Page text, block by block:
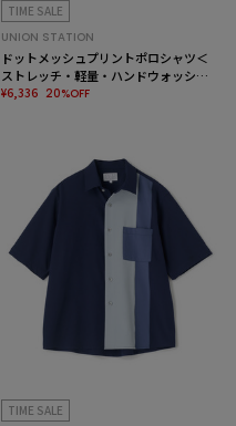
TIME SALE
UNION STATION
ドットメッシュプリントポロシャツ＜
ストレッチ・軽量・ハンドウォッシャ
ブル・通気性＞
¥6,336 20%OFF
TIME SALE